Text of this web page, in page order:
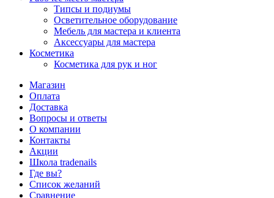
Типсы и подиумы
Осветительное оборудование
Мебель для мастера и клиента
Аксессуары для мастера
Косметика
Косметика для рук и ног
Магазин
Оплата
Доставка
Вопросы и ответы
О компании
Контакты
Акции
Школа tradenails
Где вы?
Список желаний
Сравнение